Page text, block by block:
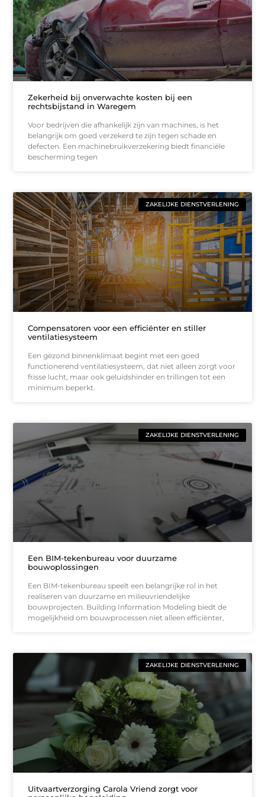
Zekerheid bij onverwachte kosten bij een
rechtsbijstand in Waregem
Voor bedrijven die afhankelijk zijn van machines, is het
belangrijk om goed verzekerd te zijn tegen schade en
defecten. Een machinebruikverzekering biedt financiële
bescherming tegen
ZAKELIJKE DIENSTVERLENING
Compensatoren voor een efficiënter en stiller
ventilatiesysteem
Een gezond binnenklimaat begint met een goed
functionerend ventilatiesysteem, dat niet alleen zorgt voor
frisse lucht, maar ook geluidshinder en trillingen tot een
minimum beperkt.
ZAKELIJKE DIENSTVERLENING
Een BIM-tekenbureau voor duurzame
bouwoplossingen
Een BIM-tekenbureau speelt een belangrijke rol in het
realiseren van duurzame en milieuvriendelijke
bouwprojecten. Building Information Modeling biedt de
mogelijkheid om bouwprocessen niet alleen efficiënter,
ZAKELIJKE DIENSTVERLENING
Uitvaartverzorging Carola Vriend zorgt voor